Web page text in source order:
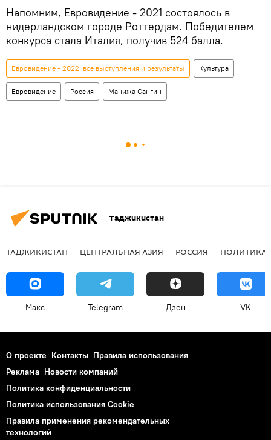
Напомним, Евровидение - 2021 состоялось в
нидерландском городе Роттердам. Победителем
конкурса стала Италия, получив 524 балла.
Евровидение - 2022: все выступления и результаты Культура
Евровидение Россия Манижа Сангин
Таджикистан
ТАДЖИКИСТАН ЦЕНТРАЛЬНАЯ АЗИЯ РОССИЯ ПОЛИТИКА
Макс Telegram Дзен VK
О проекте Контакты Правила использования
Реклама Новости компаний
Политика конфиденциальности
Политика использования Cookie
Правила применения рекомендательных
технологий